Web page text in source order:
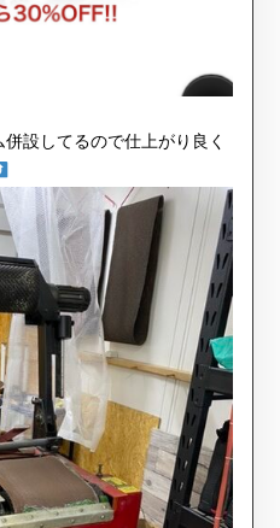
設してるので仕上がり良く